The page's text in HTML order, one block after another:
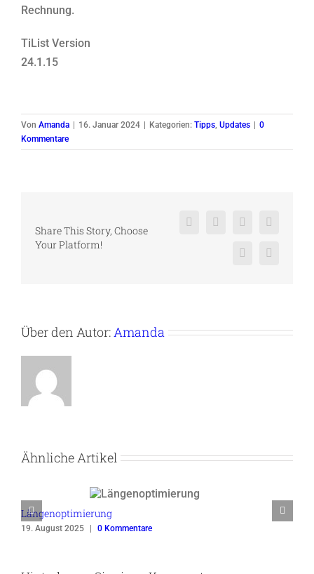
Rechnung.
TiList Version
24.1.15
Von Amanda 16. Januar 2024 Kategorien: Tipps, Updates
0
Kommentare
Share This Story, Choose
Your Platform!
Facebook
X RedditLinkedIn
PinterestVk
Über den Autor: Amanda
Ähnliche Artikel
Längenoptimierung
19. August 2025 0 Kommentare